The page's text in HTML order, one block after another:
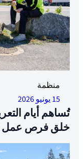
نيكلاس ك. سوربل
منظمة
15 يونيو 2026
تُساهم أيام
خلق فرص عمل